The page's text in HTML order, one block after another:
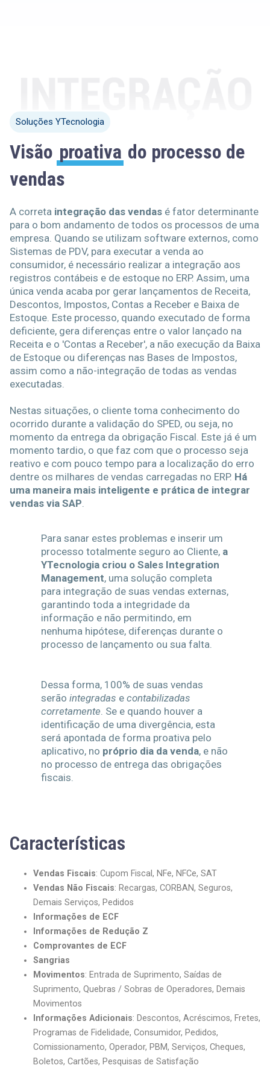
Soluções YTecnologia
Visão proativa do processo de
vendas
A correta integração das vendas é fator determinante
para o bom andamento de todos os processos de uma
empresa. Quando se utilizam software externos, como
Sistemas de PDV, para executar a venda ao
consumidor, é necessário realizar a integração aos
registros contábeis e de estoque no ERP. Assim, uma
única venda acaba por gerar lançamentos de Receita,
Descontos, Impostos, Contas a Receber e Baixa de
Estoque. Este processo, quando executado de forma
deficiente, gera diferenças entre o valor lançado na
Receita e o 'Contas a Receber', a não execução da Baixa
de Estoque ou diferenças nas Bases de Impostos,
assim como a não-integração de todas as vendas
executadas.
Nestas situações, o cliente toma conhecimento do
ocorrido durante a validação do SPED, ou seja, no
momento da entrega da obrigação Fiscal. Este já é um
momento tardio, o que faz com que o processo seja
reativo e com pouco tempo para a localização do erro
dentre os milhares de vendas carregadas no ERP. Há
uma maneira mais inteligente e prática de integrar
vendas via SAP.
Para sanar estes problemas e inserir um
processo totalmente seguro ao Cliente, a
YTecnologia criou o Sales Integration
Management, uma solução completa
para integração de suas vendas externas,
garantindo toda a integridade da
informação e não permitindo, em
nenhuma hipótese, diferenças durante o
processo de lançamento ou sua falta.
Dessa forma, 100% de suas vendas
serão integradas e contabilizadas
corretamente. Se e quando houver a
identificação de uma divergência, esta
será apontada de forma proativa pelo
aplicativo, no próprio dia da venda, e não
no processo de entrega das obrigações
fiscais.
Características
Vendas Fiscais: Cupom Fiscal, NFe, NFCe, SAT
Vendas Não Fiscais: Recargas, CORBAN, Seguros,
Demais Serviços, Pedidos
Informações de ECF
Informações de Redução Z
Comprovantes de ECF
Sangrias
Movimentos: Entrada de Suprimento, Saídas de
Suprimento, Quebras / Sobras de Operadores, Demais
Movimentos
Informações Adicionais: Descontos, Acréscimos, Fretes,
Programas de Fidelidade, Consumidor, Pedidos,
Comissionamento, Operador, PBM, Serviços, Cheques,
Boletos, Cartões, Pesquisas de Satisfação